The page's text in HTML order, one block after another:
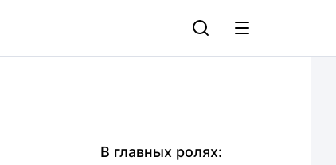
В главных ролях: